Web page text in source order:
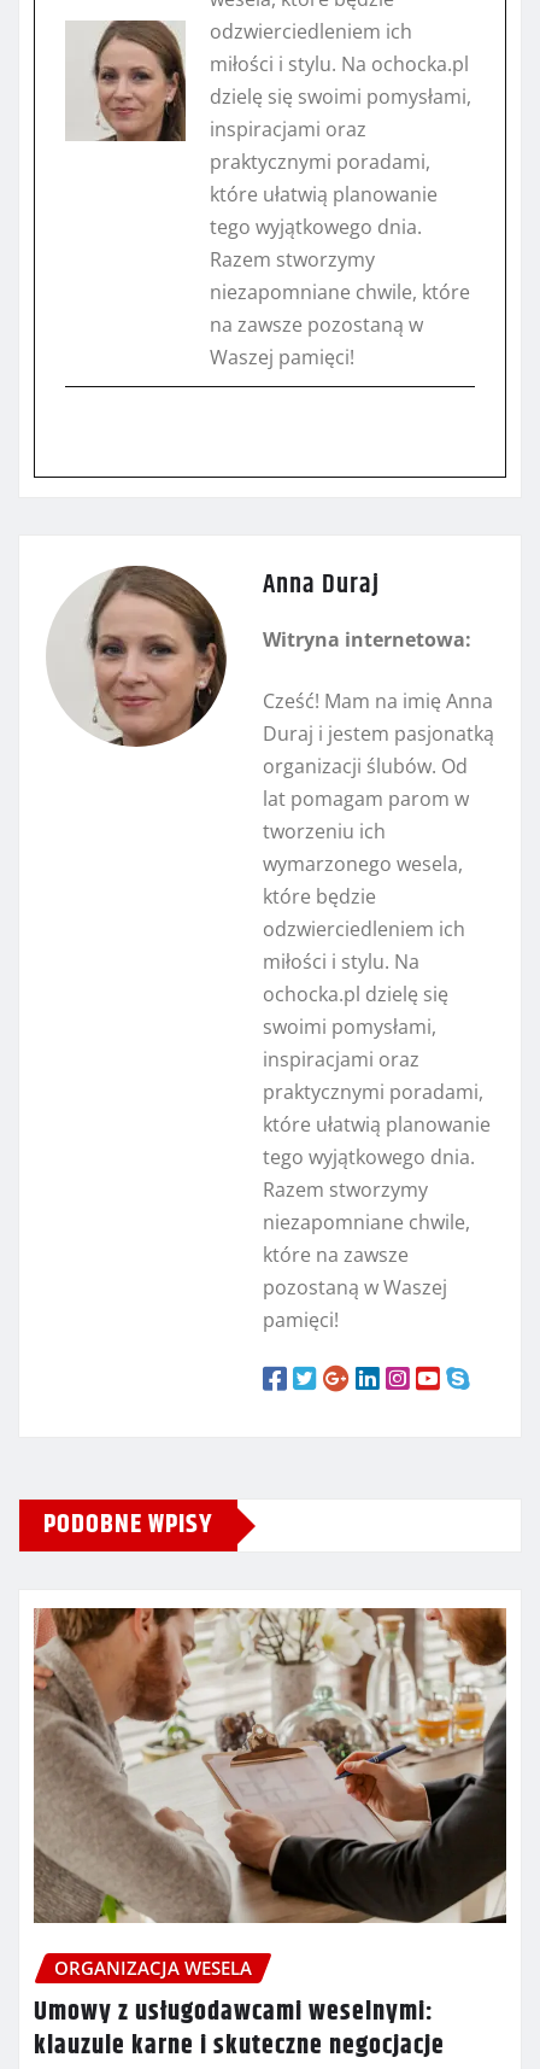
odzwierciedleniem ich
miłości i stylu. Na ochocka.pl
dzielę się swoimi pomysłami,
inspiracjami oraz
praktycznymi poradami,
które ułatwią planowanie
tego wyjątkowego dnia.
Razem stworzymy
niezapomniane chwile, które
na zawsze pozostaną w
Waszej pamięci!
Anna Duraj
Witryna internetowa:
Cześć! Mam na imię Anna
Duraj i jestem pasjonatką
organizacji ślubów. Od
lat pomagam parom w
tworzeniu ich
wymarzonego wesela,
które będzie
odzwierciedleniem ich
miłości i stylu. Na
ochocka.pl dzielę się
swoimi pomysłami,
inspiracjami oraz
praktycznymi poradami,
które ułatwią planowanie
tego wyjątkowego dnia.
Razem stworzymy
niezapomniane chwile,
które na zawsze
pozostaną w Waszej
pamięci!
PODOBNE WPISY
ORGANIZACJA WESELA
Umowy z usługodawcami weselnymi:
klauzule karne i skuteczne negocjacje